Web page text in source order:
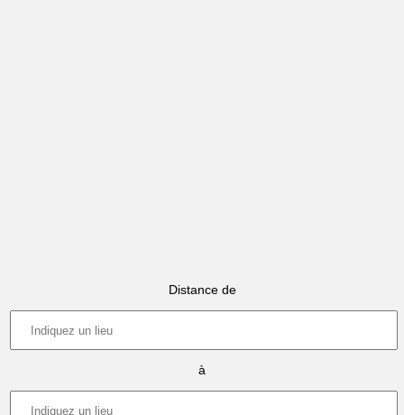
Distance de
à